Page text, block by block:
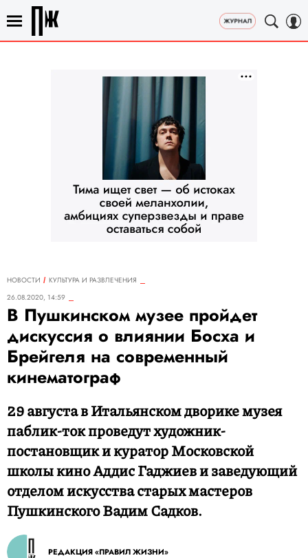
НОВОСТИ
КУЛЬТУРА И РАЗВЛЕЧЕНИЯ
26.08.2020, 14:59
В Пушкинском музее пройдет
дискуссия о влиянии Босха и
Брейгеля на современный
кинематограф
29 августа в Итальянском дворике музея
паблик-ток проведут художник-
постановщик и куратор Московской
школы кино Аддис Гаджиев и заведующий
отделом искусства старых мастеров
Пушкинского Вадим Садков.
РЕДАКЦИЯ «ПРАВИЛ ЖИЗНИ»